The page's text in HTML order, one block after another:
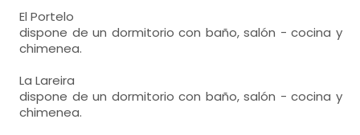
El Portelo
dispone de un dormitorio con baño, salón - cocina y
chimenea.
La Lareira
dispone de un dormitorio con baño, salón - cocina y
chimenea.